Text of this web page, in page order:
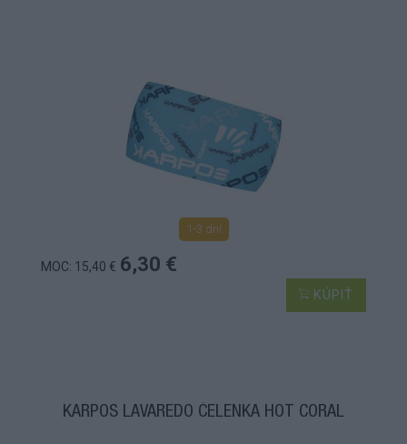
1-3 dní
MOC: 15,40 € 6,30 €
KÚPIŤ
KARPOS LAVAREDO ČELENKA HOT CORAL